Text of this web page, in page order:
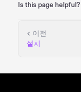
Is this page helpful?
이전
설치